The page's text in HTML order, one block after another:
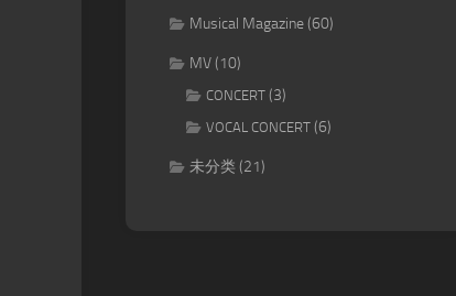
Musical Magazine(60)
MV(10)
CONCERT (3)
VOCAL CONCERT (6)
未分类(21)